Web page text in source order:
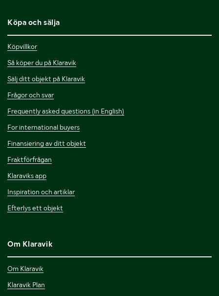
Köpa och sälja
Köpvillkor
Så köper du på Klaravik
Sälj ditt objekt på Klaravik
Frågor och svar
Frequently asked questions (in English)
For international buyers
Finansiering av ditt objekt
Fraktförfrågan
Klaraviks app
Inspiration och artiklar
Efterlys ett objekt
Om Klaravik
Om Klaravik
Klaravik Plan